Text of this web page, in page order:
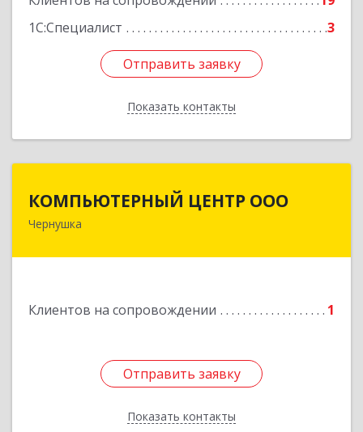
1С:Специалист
3
Отправить заявку
Показать контакты
Отправить заявку
Назад
КОМПЬЮТЕРНЫЙ ЦЕНТР ООО
Чернушка
Клиентов на сопровождении 1
Отправить заявку
Показать контакты
КОМПЬЮТЕРНЫЙ ЦЕНТР ООО
Отправить заявку
Назад